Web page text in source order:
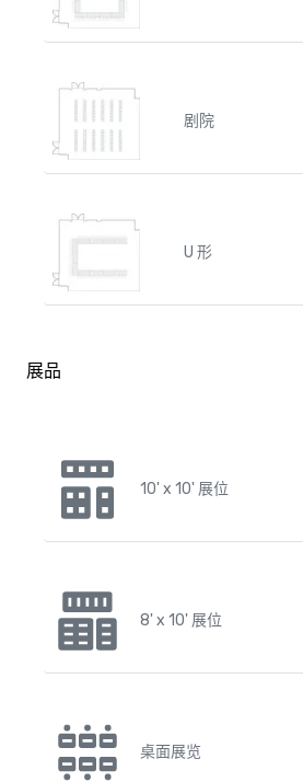
剧院
U 形
展品
10' x 10' 展位
8' x 10' 展位
桌面展览